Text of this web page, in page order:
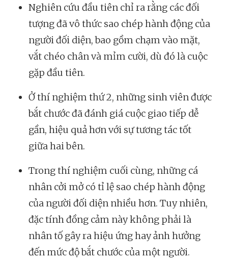
Nghiên cứu đầu tiên chỉ ra rằng các đối
tượng đã vô thức sao chép hành động của
người đối diện, bao gồm chạm vào mặt,
vắt chéo chân và mỉm cười, dù đó là cuộc
gặp đầu tiên.
Ở thí nghiệm thứ 2, những sinh viên được
bắt chước đã đánh giá cuộc giao tiếp dễ
gần, hiệu quả hơn với sự tương tác tốt
giữa hai bên.
Trong thí nghiệm cuối cùng, những cá
nhân cởi mở có tỉ lệ sao chép hành động
của người đối diện nhiều hơn. Tuy nhiên,
đặc tính đồng cảm này không phải là
nhân tố gây ra hiệu ứng hay ảnh hưởng
đến mức độ bắt chước của một người.